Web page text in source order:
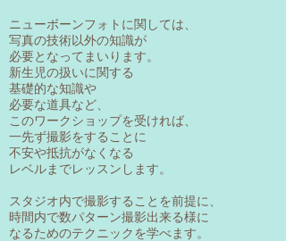
ニューボーンフォトに関しては、
写真の技術以外の知識が
必要となってまいります。
新生児の扱いに関する
基礎的な知識や
必要な道具など、
このワークショップを受ければ、
一先ず撮影をすることに
不安や抵抗がなくなる
レベルまでレッスンします。
スタジオ内で撮影することを前提に、
時間内で数パターン撮影出来る様に
なるためのテクニックを学べます。